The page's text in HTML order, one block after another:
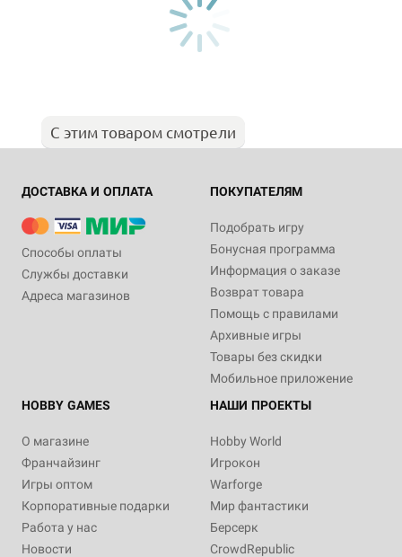
С этим товаром смотрели
ДОСТАВКА И ОПЛАТА
Способы оплаты
Службы доставки
Адреса магазинов
ПОКУПАТЕЛЯМ
Подобрать игру
Бонусная программа
Информация о заказе
Возврат товара
Помощь с правилами
Архивные игры
Товары без скидки
Мобильное приложение
HOBBY GAMES
О магазине
Франчайзинг
Игры оптом
Корпоративные подарки
Работа у нас
Новости
НАШИ ПРОЕКТЫ
Hobby World
Игрокон
Warforge
Мир фантастики
Берсерк
CrowdRepublic